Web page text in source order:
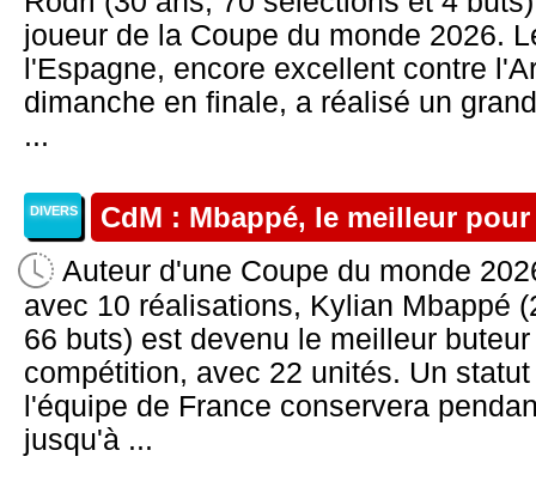
joueur de la Coupe du monde 2026.
l'Espagne, encore excellent contre
dimanche en finale, a réalisé un
...
DIVERS CdM : Mbappé, le meilleur
Auteur d'une Coupe du monde
avec 10 réalisations, Kylian Mbappé
66 buts) est devenu le meilleur
compétition, avec 22 unités. Un
l'équipe de France conservera
jusqu'à ...